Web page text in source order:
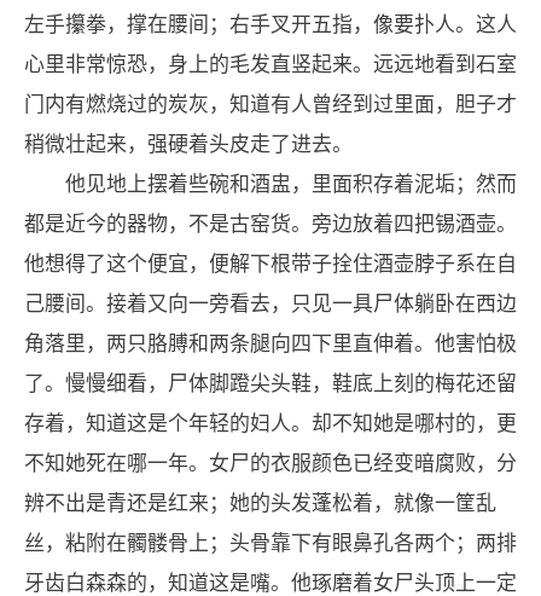
左手攥拳，撑在腰间；右手叉开五指，像要扑人。这人
心里非常惊恐，身上的毛发直竖起来。远远地看到石室
门内有燃烧过的炭灰，知道有人曾经到过里面，胆子才
稍微壮起来，强硬着头皮走了进去。
他见地上摆着些碗和酒盅，里面积存着泥垢；然而
都是近今的器物，不是古窑货。旁边放着四把锡酒壶。
他想得了这个便宜，便解下根带子拴住酒壶脖子系在自
己腰间。接着又向一旁看去，只见一具尸体躺卧在西边
角落里，两只胳膊和两条腿向四下里直伸着。他害怕极
了。慢慢细看，尸体脚蹬尖头鞋，鞋底上刻的梅花还留
存着，知道这是个年轻的妇人。却不知她是哪村的，更
不知她死在哪一年。女尸的衣服颜色已经变暗腐败，分
辨不出是青还是红来；她的头发蓬松着，就像一筐乱
丝，粘附在髑髅骨上；头骨靠下有眼鼻孔各两个；两排
牙齿白森森的，知道这是嘴。他琢磨着女尸头顶上一定